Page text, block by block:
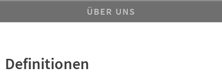
ÜBER UNS
Definitionen